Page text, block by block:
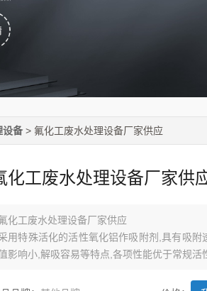
设备 > 氟化工废水处理设备厂家供应
化工废水处理设备厂家供
化工废水处理设备厂家供应
用特殊活化的活性氧化铝作吸附剂,具有吸附
影响小,解吸容易等特点,各项性能优于常规活